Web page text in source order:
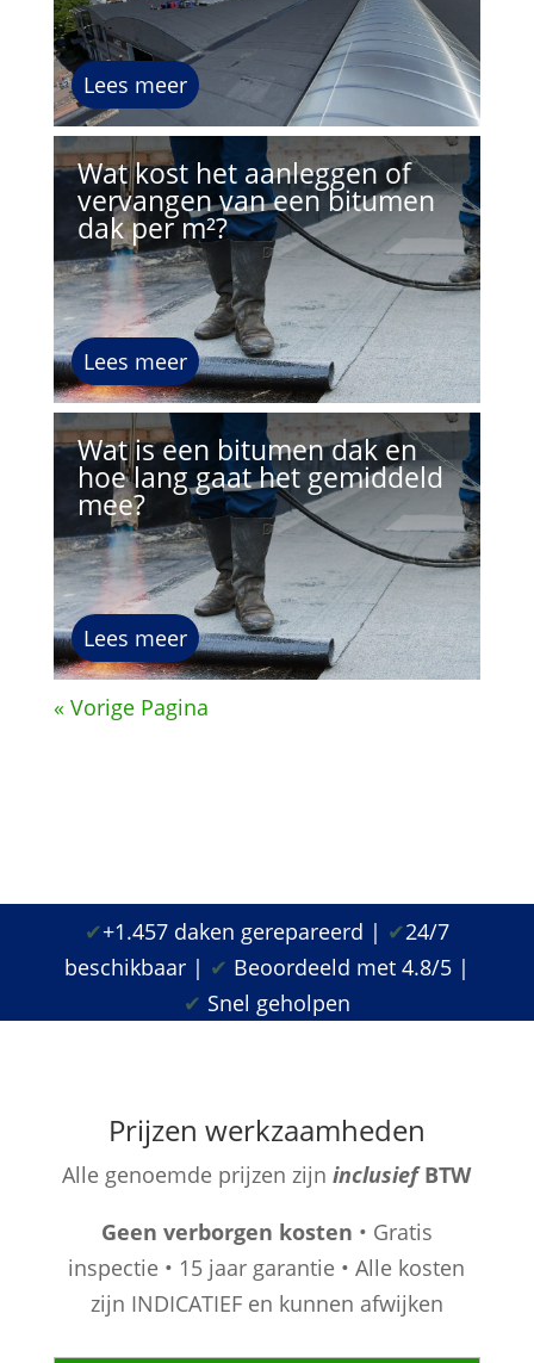
Lees meer
Wat kost het aanleggen of
vervangen van een bitumen
dak per m²?
Lees meer
Wat is een bitumen dak en
hoe lang gaat het gemiddeld
mee?
Lees meer
« Vorige Pagina
✔+1.457 daken gerepareerd | ✔24/7
beschikbaar | ✔ Beoordeeld met 4.8/5 |
✔ Snel geholpen
Prijzen werkzaamheden
Alle genoemde prijzen zijninclusiefBTW
Geen verborgen kosten • Gratis
inspectie • 15 jaar garantie • Alle kosten
zijn INDICATIEF en kunnen afwijken